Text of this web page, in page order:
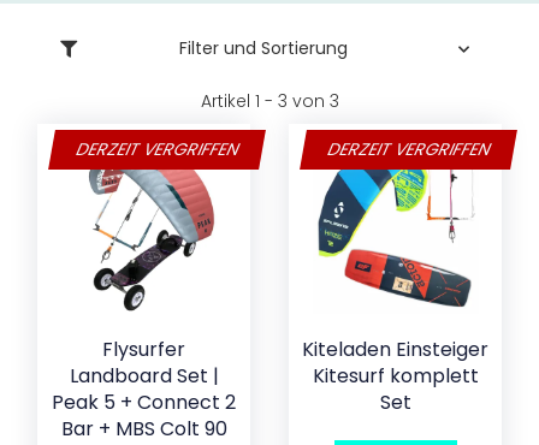
Filter und Sortierung
Artikel 1 - 3 von 3
DERZEIT VERGRIFFEN
Flysurfer
Landboard Set |
Peak 5 + Connect 2
Bar + MBS Colt 90
DERZEIT VERGRIFFEN
Kiteladen Einsteiger
Kitesurf komplett
Set